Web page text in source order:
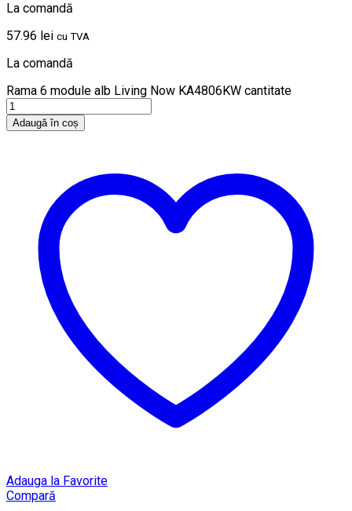
La comandă
57.96 lei cu TVA
La comandă
Rama 6 module alb Living Now KA4806KW cantitate
Adaugă în coș
Adauga la Favorite
Compară